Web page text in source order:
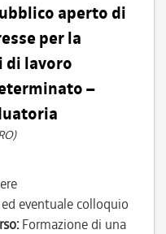
aperto di
per la
di lavoro
–
eventuale colloquio
Formazione di una